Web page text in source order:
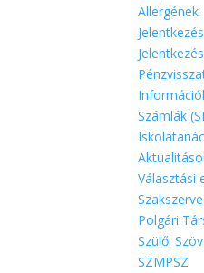
Allergének
Számlák
Választási
Polgári
Szülői
SZMPSZ